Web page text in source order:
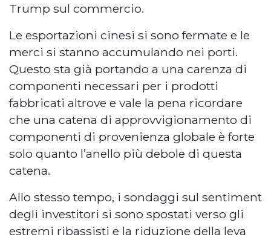
Trump sul commercio.
Le esportazioni cinesi si sono fermate e le
merci si stanno accumulando nei porti.
Questo sta già portando a una carenza di
componenti necessari per i prodotti
fabbricati altrove e vale la pena ricordare
che una catena di approvvigionamento di
componenti di provenienza globale è forte
solo quanto l’anello più debole di questa
catena.
Allo stesso tempo, i sondaggi sul sentiment
degli investitori si sono spostati verso gli
estremi ribassisti e la riduzione della leva